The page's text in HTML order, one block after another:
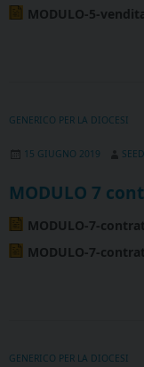
MODULO-5-
GENERICO PER LA DIOCESI
15 GIUGNO 2019
MODULO 7
MODULO-7-
MODULO-7-
GENERICO PER LA DIOCESI